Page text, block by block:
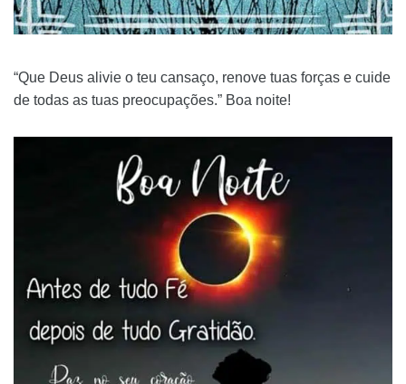
“Que Deus alivie o teu cansaço, renove tuas forças e cuide
de todas as tuas preocupações.” Boa noite!